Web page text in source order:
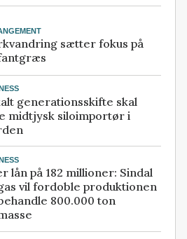
sætter fokus på
generationsskifte skal
midtjysk siloimportør i
lån på 182 millioner: Sindal
vil fordoble produktionen
800.000 ton